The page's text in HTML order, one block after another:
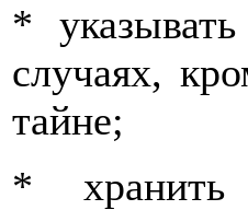
* указывать
случаях,
тайне;
* хранить